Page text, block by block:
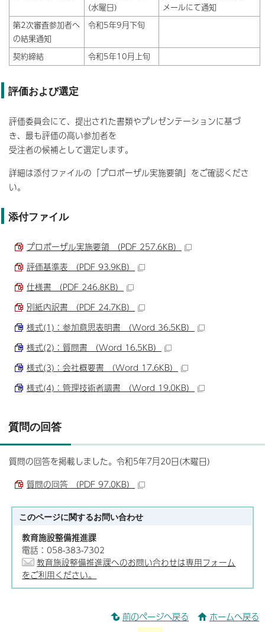
(水曜日)
メールにて通知
第2次審査参加者へ
の結果通知
令和5年9月下旬
契約締結 令和5年10月上旬
評価および選定
評価委員会にて、提出された書類やプレゼンテーションに基づ
き、最も評価の高い参加者を
受注者の候補として選定します。
詳細は添付ファイルの「プロポーザル実施要領」をご確認くださ
い。
添付ファイル
プロポーザル実施要領 （PDF 257.6KB）
評価基準表 （PDF 93.9KB）
仕様書 （PDF 246.8KB）
別紙内訳書 （PDF 24.7KB）
様式(1)：参加意思表明書 （Word 36.5KB）
様式(2)：質問書 （Word 16.5KB）
様式(3)：会社概要書 （Word 17.6KB）
様式(4)：管理技術者調書 （Word 19.0KB）
質問の回答
質問の回答を掲載しました。令和5年7月20日(木曜日)
質問の回答 （PDF 97.0KB）
このページに関するお問い合わせ
教育施設整備推進課
電話：058-383-7302
教育施設整備推進課へのお問い合わせは専用フォーム
をご利用ください。
前のページへ戻る ホームへ戻る